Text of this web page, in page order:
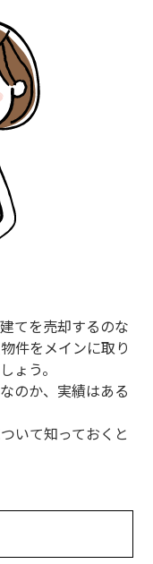
てを売却するのな
件をメインに取り
ょう。
のか、実績はある
いて知っておくと